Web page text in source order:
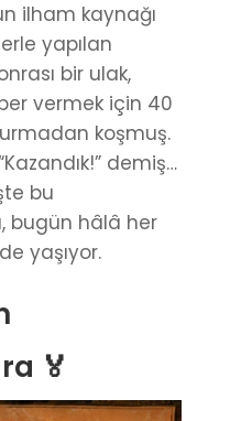
ilham kaynağı
yapılan
bir ulak,
vermek için 40
koşmuş.
demiş…
bu
bugün hâlâ her
yaşıyor.
🏅